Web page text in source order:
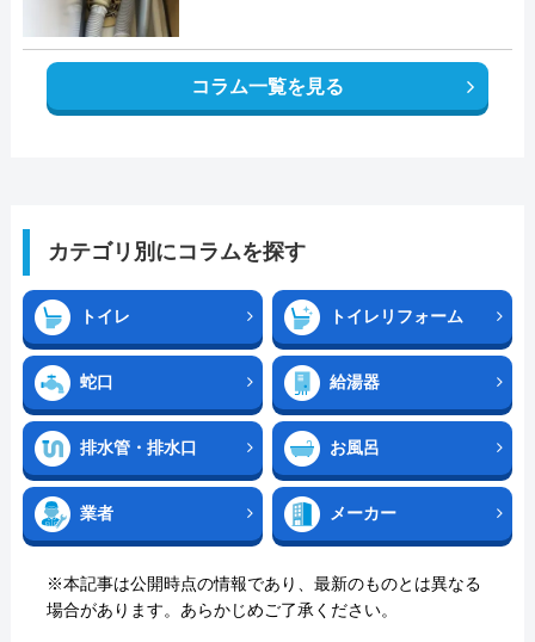
コラム一覧を見る
カテゴリ別にコラムを探す
トイレ トイレリフォーム
蛇口 給湯器
排水管・排水口 お風呂
業者 メーカー
※本記事は公開時点の情報であり、最新のものとは異なる
場合があります。あらかじめご了承ください。